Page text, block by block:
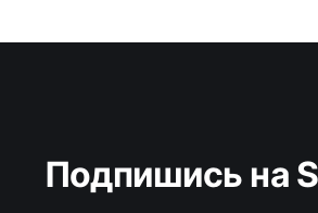
Подпишись на